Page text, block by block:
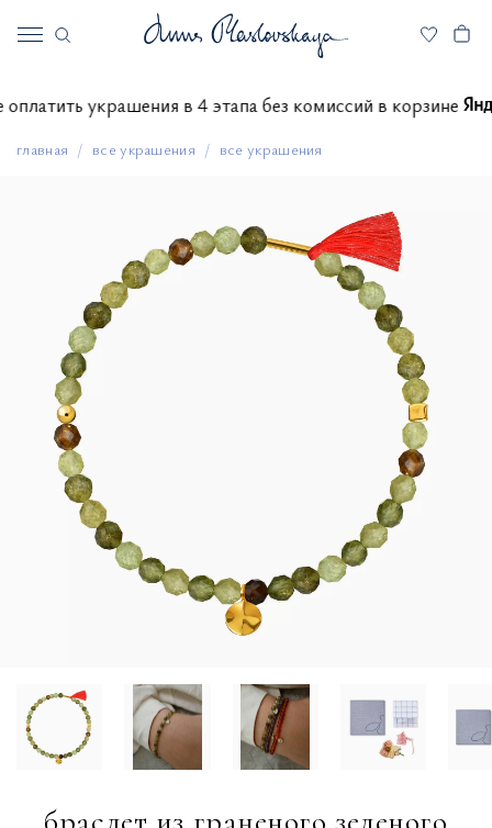
оплатить украшения в 4 этапа без комиссий в корзине
главная все украшения все украшения